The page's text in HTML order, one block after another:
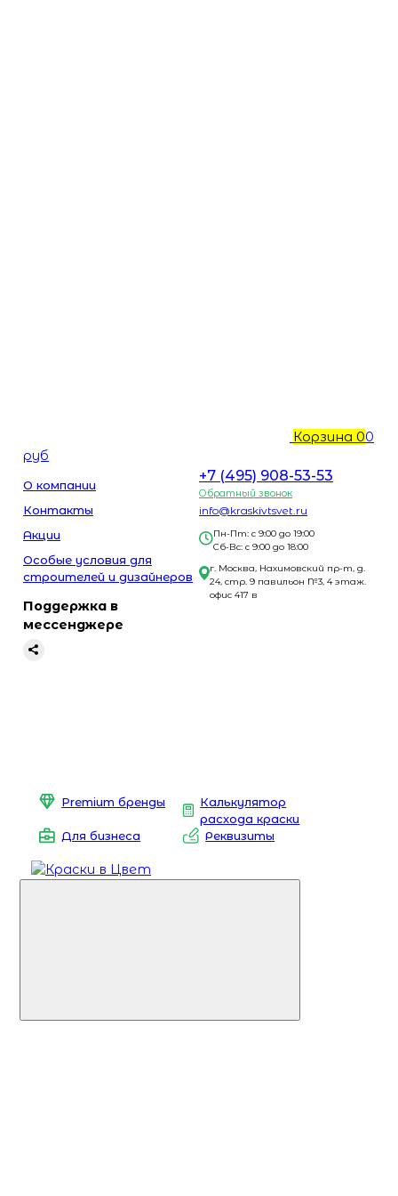
Корзина 00
руб
О компании
Контакты
Акции
Особые условия для
строителей и дизайнеров
Поддержка в
мессенджере
+7 (495) 908-53-53
Обратный звонок
info@kraskivtsvet.ru
Пн-Пт: с 9:00 до 19:00
Сб-Вс: с 9:00 до 18:00
г. Москва, Нахимовский пр-т, д.
24, стр. 9 павильон №3, 4 этаж.
офис 417 в
Premium бренды
Калькулятор
расхода краски
Для бизнеса
Реквизиты